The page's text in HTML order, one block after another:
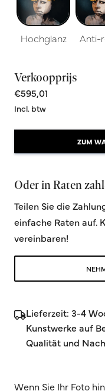
Hochglanz Anti-
Verkoopprijs
€595,01
Incl. btw
ZUM
Oder in Raten
Teilen Sie die
einfache Raten auf.
vereinbaren!
Lieferzeit: 3-4
Kunstwerke auf
Qualität und
Wenn Sie Ihr Foto